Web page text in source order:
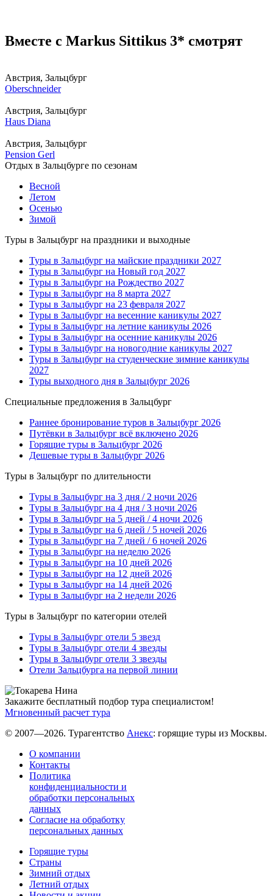
Вместе с Markus Sittikus 3* смотрят
Австрия, Зальцбург
Oberschneider
Австрия, Зальцбург
Haus Diana
Австрия, Зальцбург
Pension Gerl
Отдых в Зальцбурге по сезонам
Весной
Летом
Осенью
Зимой
Туры в Зальцбург на праздники и выходные
Туры в Зальцбург на майские праздники 2027
Туры в Зальцбург на Новый год 2027
Туры в Зальцбург на Рождество 2027
Туры в Зальцбург на 8 марта 2027
Туры в Зальцбург на 23 февраля 2027
Туры в Зальцбург на весенние каникулы 2027
Туры в Зальцбург на летние каникулы 2026
Туры в Зальцбург на осенние каникулы 2026
Туры в Зальцбург на новогодние каникулы 2027
Туры в Зальцбург на студенческие зимние каникулы
2027
Туры выходного дня в Зальцбург 2026
Специальные предложения в Зальцбург
Раннее бронирование туров в Зальцбург 2026
Путёвки в Зальцбург всё включено 2026
Горящие туры в Зальцбург 2026
Дешевые туры в Зальцбург 2026
Туры в Зальцбург по длительности
Туры в Зальцбург на 3 дня / 2 ночи 2026
Туры в Зальцбург на 4 дня / 3 ночи 2026
Туры в Зальцбург на 5 дней / 4 ночи 2026
Туры в Зальцбург на 6 дней / 5 ночей 2026
Туры в Зальцбург на 7 дней / 6 ночей 2026
Туры в Зальцбург на неделю 2026
Туры в Зальцбург на 10 дней 2026
Туры в Зальцбург на 12 дней 2026
Туры в Зальцбург на 14 дней 2026
Туры в Зальцбург на 2 недели 2026
Туры в Зальцбург по категории отелей
Туры в Зальцбург отели 5 звезд
Туры в Зальцбург отели 4 звезды
Туры в Зальцбург отели 3 звезды
Отели Зальцбурга на первой линии
Закажите бесплатный подбор тура специалистом!
Мгновенный расчет тура
© 2007—2026. Турагентство Анекс: горящие туры из Москвы.
О компании
Контакты
Политика
конфиденциальности и
обработки персональных
данных
Согласие на обработку
персональных данных
Горящие туры
Страны
Зимний отдых
Летний отдых